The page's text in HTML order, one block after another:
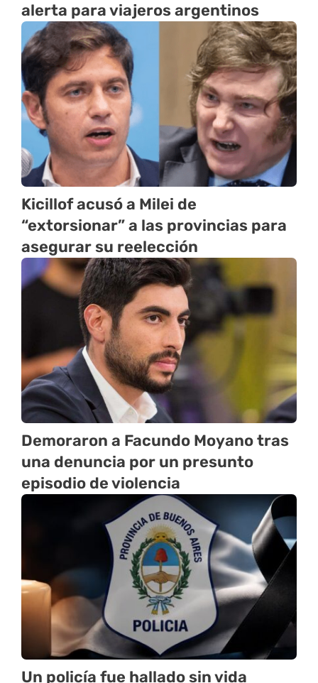
alerta para viajeros argentinos
Kicillof acusó a Milei de
“extorsionar” a las provincias para
asegurar su reelección
Demoraron a Facundo Moyano tras
una denuncia por un presunto
episodio de violencia
Un policía fue hallado sin vida